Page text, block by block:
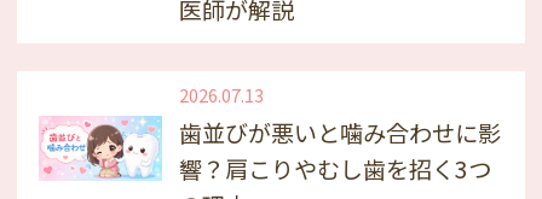
医師が解説
2026.07.13
歯並びが悪いと噛み合わせに影
響？肩こりやむし歯を招く3つ